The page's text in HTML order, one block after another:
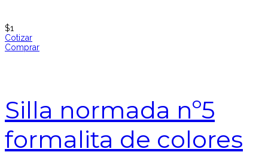
$1
Cotizar
Comprar
Silla normada nº5
formalita de colores